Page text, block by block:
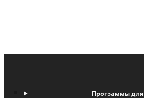
Программы